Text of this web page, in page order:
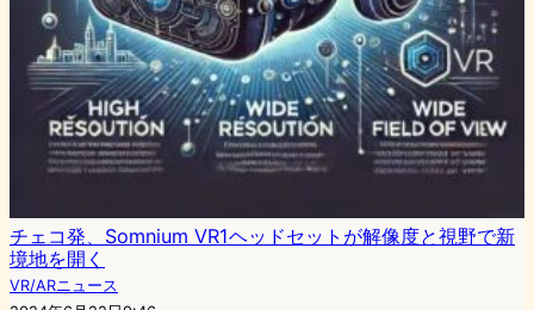
チェコ発、Somnium VR1ヘッドセットが解像度と視野で新
境地を開く
VR/ARニュース